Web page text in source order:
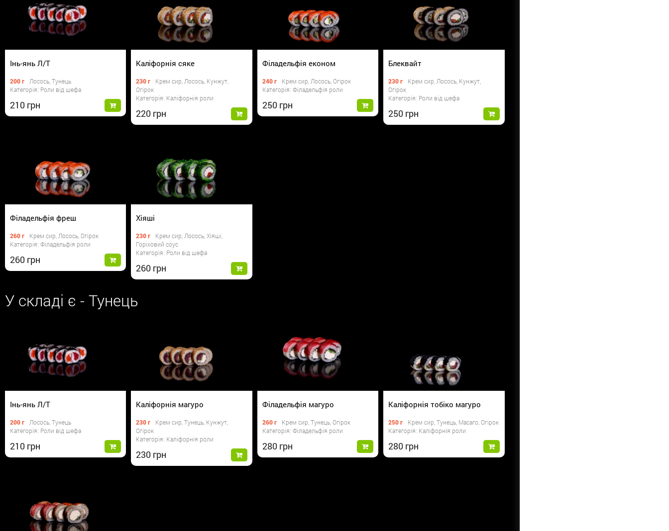
Інь-янь Л/Т
200 г
Лосось, Тунець
Категорія: Роли від шефа
210
Каліфорнія сяке
230 г
Крем сир, Лосось, Кунжут,
Огірок
Категорія: Каліфорнія роли
220
Філадельфія економ
240 г
Крем сир, Лосось, Огірок
Категорія: Філадельфія роли
250
Блеквайт
230 г
Крем сир, Лосось, Кунжут,
Огірок
Категорія: Роли від шефа
250
Філадельфія фреш
260 г
Крем сир, Лосось, Огірок
Категорія: Філадельфія роли
260
Хіяші
230 г
Крем сир, Лосось, Хіяші,
Горіховий соус
Категорія: Роли від шефа
260
У складі є - Тунець
Інь-янь Л/Т
200 г
Лосось, Тунець
Категорія: Роли від шефа
210
Каліфорнія магуро
230 г
Крем сир, Тунець, Кунжут,
Огірок
Категорія: Каліфорнія роли
230
Філадельфія магуро
260 г
Крем сир, Тунець, Огірок
Категорія: Філадельфія роли
280
Каліфорнія тобіко магуро
250 г
Крем сир, Тунець, Масаго, Огірок
Категорія: Каліфорнія роли
280